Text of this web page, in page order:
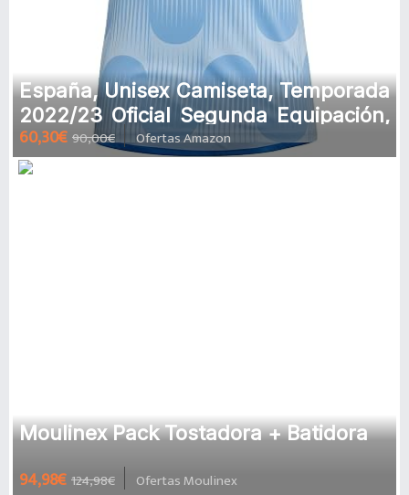
España, Unisex Camiseta, Temporada
2022/23 Oficial Segunda Equipación,
Talla M
60,30€ 90,00€ Ofertas Amazon
Moulinex Pack Tostadora + Batidora
94,98€ 124,98€ Ofertas Moulinex